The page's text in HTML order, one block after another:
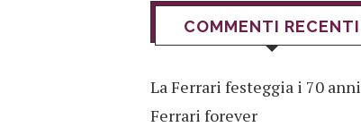
COMMENTI RECENTI
La Ferrari festeggia i 70 anni
Ferrari forever